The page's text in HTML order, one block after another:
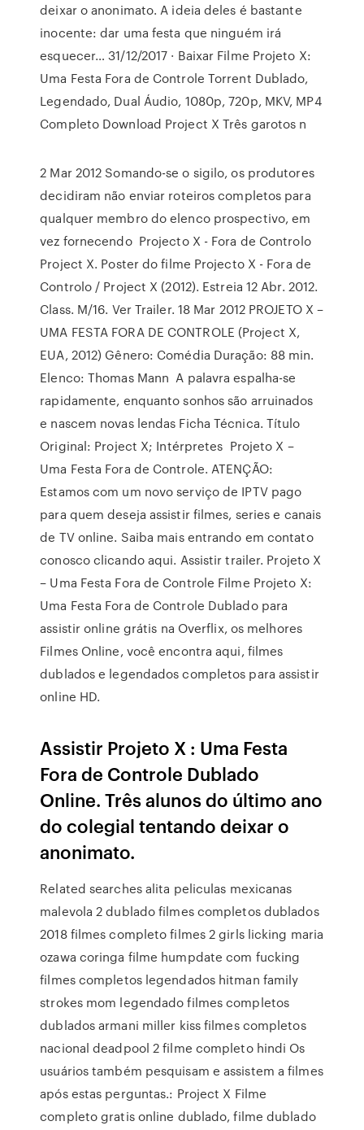
deixar o anonimato. A ideia deles é bastante
inocente: dar uma festa que ninguém irá
esquecer… 31/12/2017 · Baixar Filme Projeto X:
Uma Festa Fora de Controle Torrent Dublado,
Legendado, Dual Áudio, 1080p, 720p, MKV, MP4
Completo Download Project X Três garotos n
2 Mar 2012 Somando-se o sigilo, os produtores
decidiram não enviar roteiros completos para
qualquer membro do elenco prospectivo, em
vez fornecendo Projecto X - Fora de Controlo
Project X. Poster do filme Projecto X - Fora de
Controlo / Project X (2012). Estreia 12 Abr. 2012.
Class. M/16. Ver Trailer. 18 Mar 2012 PROJETO X –
UMA FESTA FORA DE CONTROLE (Project X,
EUA, 2012) Gênero: Comédia Duração: 88 min.
Elenco: Thomas Mann A palavra espalha-se
rapidamente, enquanto sonhos são arruinados
e nascem novas lendas Ficha Técnica. Título
Original: Project X; Intérpretes Projeto X –
Uma Festa Fora de Controle. ATENÇÃO:
Estamos com um novo serviço de IPTV pago
para quem deseja assistir filmes, series e canais
de TV online. Saiba mais entrando em contato
conosco clicando aqui. Assistir trailer. Projeto X
– Uma Festa Fora de Controle Filme Projeto X:
Uma Festa Fora de Controle Dublado para
assistir online grátis na Overflix, os melhores
Filmes Online, você encontra aqui, filmes
dublados e legendados completos para assistir
online HD.
Assistir Projeto X : Uma Festa
Fora de Controle Dublado
Online. Três alunos do último ano
do colegial tentando deixar o
anonimato.
Related searches alita peliculas mexicanas
malevola 2 dublado filmes completos dublados
2018 filmes completo filmes 2 girls licking maria
ozawa coringa filme humpdate com fucking
filmes completos legendados hitman family
strokes mom legendado filmes completos
dublados armani miller kiss filmes completos
nacional deadpool 2 filme completo hindi Os
usuários também pesquisam e assistem a filmes
após estas perguntas.: Project X Filme
completo gratis online dublado, filme dublado